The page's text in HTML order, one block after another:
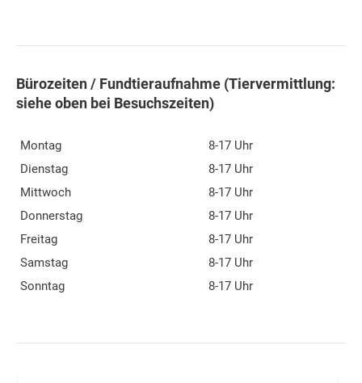
Bürozeiten / Fundtieraufnahme (Tiervermittlung:
siehe oben bei Besuchszeiten)
Montag
8-17 Uhr
Dienstag
8-17 Uhr
Mittwoch
8-17 Uhr
Donnerstag
8-17 Uhr
Freitag
8-17 Uhr
Samstag
8-17 Uhr
Sonntag
8-17 Uhr